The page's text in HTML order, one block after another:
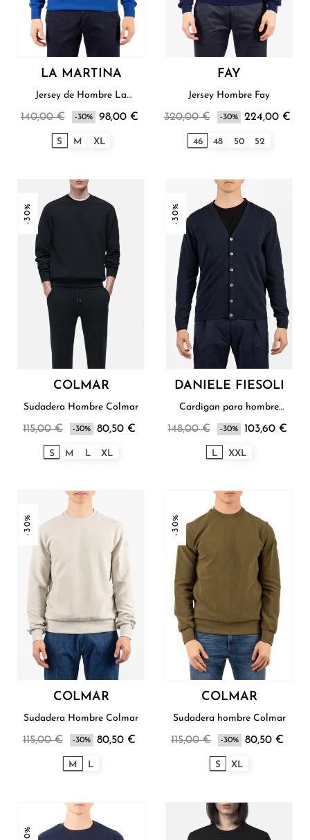
LA MARTINA
Jersey de Hombre La
140,00 € -30% 98,00 €
S M XL
FAY
Jersey Hombre Fay
320,00 € -30% 224,00 €
46 48 50 52
-30%
COLMAR
Sudadera Hombre Colmar
115,00 € -30% 80,50 €
S M L XL
-30%
DANIELE FIESOLI
Cardigan para hombre
148,00 € -30% 103,60 €
L XXL
-30%
COLMAR
Sudadera Hombre Colmar
115,00 € -30% 80,50 €
M L
-30%
COLMAR
Sudadera hombre Colmar
115,00 € -30% 80,50 €
S XL